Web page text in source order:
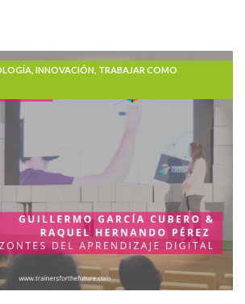
INNOVACIÓN, TRABAJAR COMO